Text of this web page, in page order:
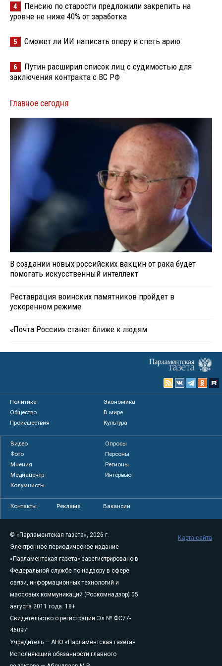
4
Пенсию по старости предложили закрепить на
уровне не ниже 40% от заработка
5 Сможет ли ИИ написать оперу и спеть арию
6
Путин расширил список лиц с судимостью для
заключения контракта с ВС РФ
Главное сегодня
В создании новых российских вакцин от рака будет
помогать искусственный интеллект
Реставрация воинских памятников пройдет в
ускоренном режиме
«Почта России» станет ближе к людям
Политика
Экономика
Общество
В мире
Происшествия
Культура
Видео
Опросы
Фото
Персоны
Мнения
Регионы
Медиацентр
Интервью
Колумнисты
Контакты Реклама Вакансии
© «Парламентская газета», 2026 г.
Электронное периодическое издание
«Парламентская газета» зарегистрировано в
Федеральной службе по надзору в сфере
связи, информационных технологий и
массовых коммуникаций (Роскомнадзор) 05
августа 2011 года. 18+
Свидетельство о регистрации Эл № ФС77-
46097
Учредитель — АНО «Парламентская газета»
Исполняющий обязанности главного
Карта сайта